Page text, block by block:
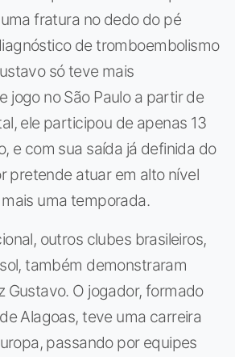
fratura no dedo do pé
de tromboembolismo
só teve mais
jogo no São Paulo a partir de
ele participou de apenas 13
e com sua saída já definida do
pretende atuar em alto nível
uma temporada.
outros clubes brasileiros,
também demonstraram
Gustavo. O jogador, formado
Alagoas, teve uma carreira
passando por equipes